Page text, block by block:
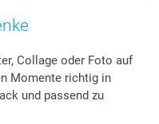
Collage oder Foto auf
Momente richtig in
und passend zu